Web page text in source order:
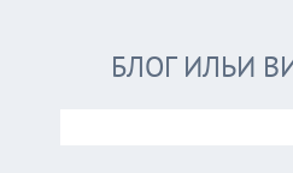
БЛОГ ИЛЬИ